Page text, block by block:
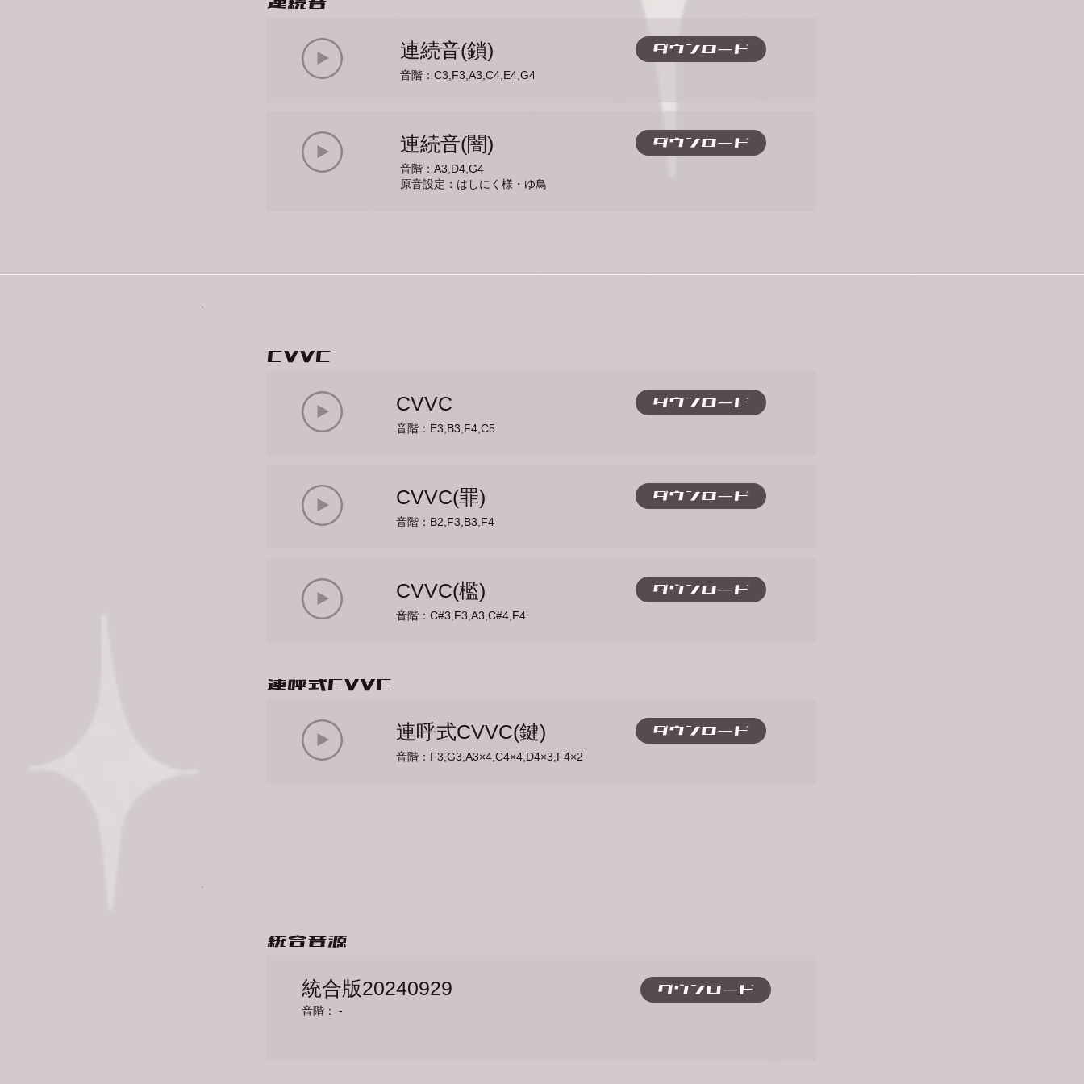
連続音(鎖)
音階：C3,F3,A3,C4,E4,G4
ダウンロード
連続音(闇)
音階：A3,D4,G4
​原音設定：はしにく様・ゆ鳥
ダウンロード
CVVC
CVVC
音階：E3,B3,F4,C5
ダウンロード
CVVC(罪)
音階：B2,F3,B3,F4
ダウンロード
CVVC(檻)
音階：C#3,F3,A3,C#4,F4
ダウンロード
​連呼式CVVC
連呼式CVVC(鍵)
音階：F3,G3,A3×4,C4×4,D4×3,F4×2
ダウンロード
統合音源
統合版20240929
音階： -
ダウンロード